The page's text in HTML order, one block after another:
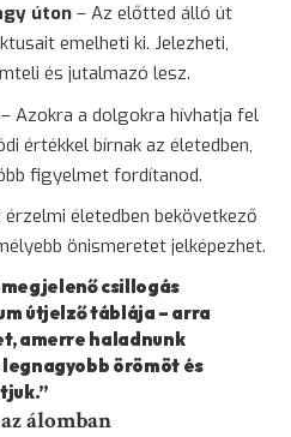
úton – Az előtted álló út
emelheti ki. Jelezheti,
és jutalmazó lesz.
– Azokra a dolgokra hívhatja fel
értékkel bírnak az életedben,
figyelmet fordítanod.
érzelmi életedben bekövetkező
önismeretet jelképezhet.
csillogás
útjelző táblája – arra
amerre haladnunk
legnagyobb örömöt és
álomban